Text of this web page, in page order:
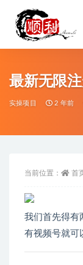
最新无限
实操项目 2 年前
当前位置： 首
我们首先得有
有视频号就可